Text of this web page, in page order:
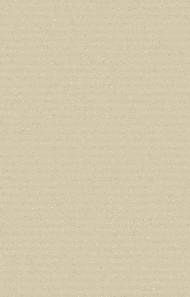
Deprecated:
in/home/users/
Deprecated :
deprecated in/
line179
Deprecated:
in/home/users/